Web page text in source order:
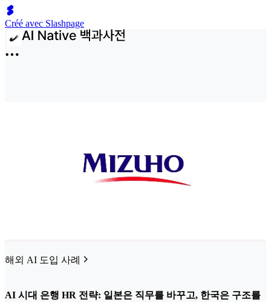
Créé avec Slashpage
해외 AI 도입 사례
AI 시대 은행 HR 전략: 일본은 직무를 바꾸고, 한국은 구조를